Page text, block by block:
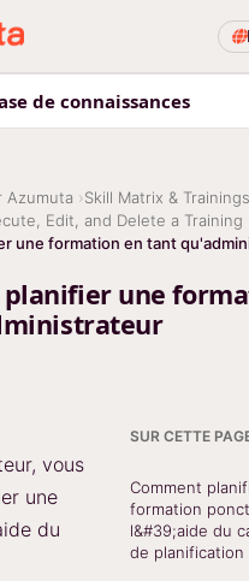
de connaissances
Azumuta
Skill Matrix & Trainings
Edit, and Delete a Training
une formation en tant
planifier une
vous
une
du
SUR CETTE
Comment
formation
l&#39;aide du
de planification